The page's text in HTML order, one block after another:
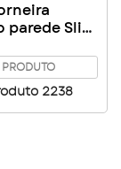
parede Slim
PRODUTO
2238